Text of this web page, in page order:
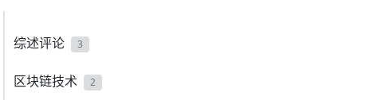
综述评论 3
区块链技术 2